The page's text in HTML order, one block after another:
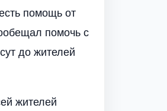
помощь от
помочь с
до жителей
жителей